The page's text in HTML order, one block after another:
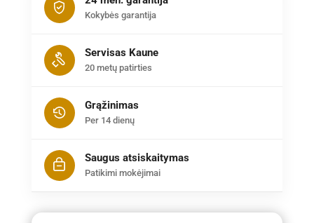
Kokybės garantija
Servisas Kaune
20 metų patirties
Grąžinimas
Per 14 dienų
Saugus atsiskaitymas
Patikimi mokėjimai